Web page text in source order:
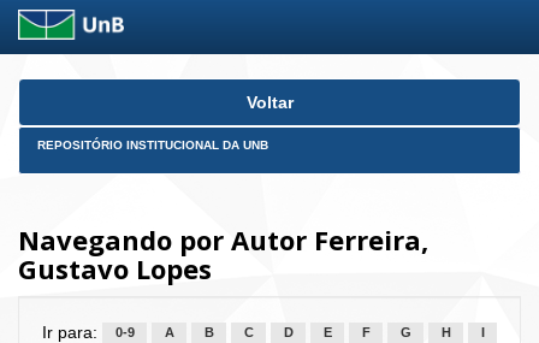
Skip
Voltar
REPOSITÓRIO INSTITUCIONAL DA UNB
Navegando por Autor Ferreira,
Gustavo Lopes
Ir para: 0-9 A B C D E F G H